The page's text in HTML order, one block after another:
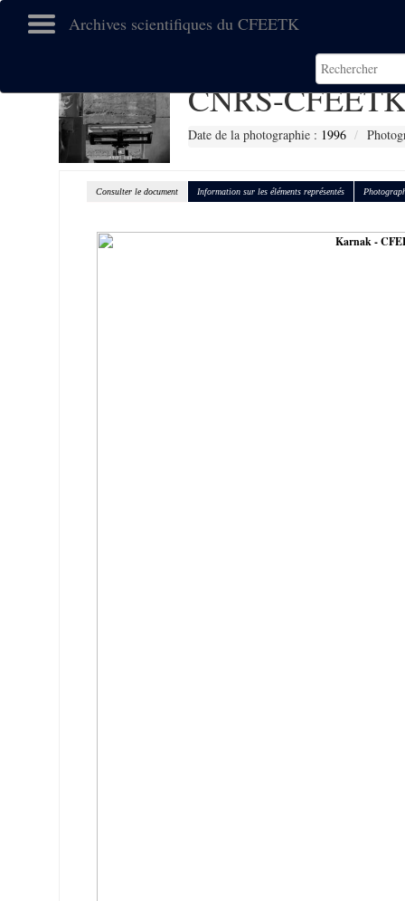
Archives scientifiques du CFEETK
CNRS-
Date de la photographie : 1996
Consulter le document Information sur les éléments représentés